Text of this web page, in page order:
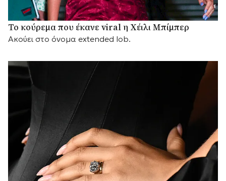
Το κούρεμα που έκανε viral η Χέιλι Μπίμπερ
Ακούει στο όνομα extended lob.